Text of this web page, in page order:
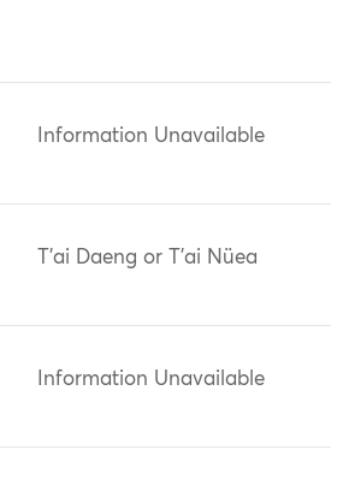
Information Unavailable
T'ai Daeng or T'ai Nüea
Information Unavailable